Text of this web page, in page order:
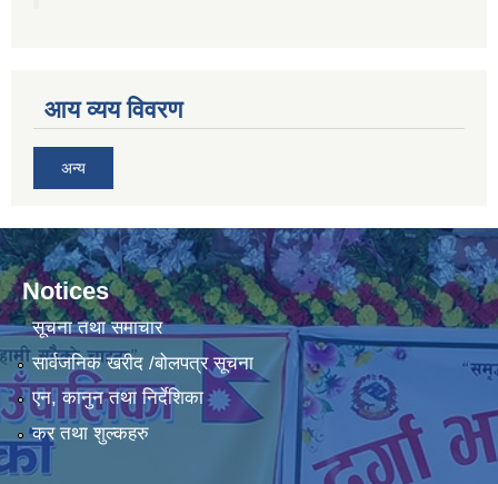
आय व्यय विवरण
अन्य
Notices
सूचना तथा समाचार
सार्वजनिक खरीद /बोलपत्र सूचना
एन, कानुन तथा निर्देशिका
कर तथा शुल्कहरु